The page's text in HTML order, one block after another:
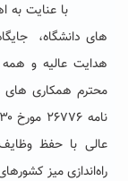
با عنایت به
های دانشگاه،
هدایت عالیه و همه
محترم همکاری های
عالی با حفظ
راه‌اندازی میز